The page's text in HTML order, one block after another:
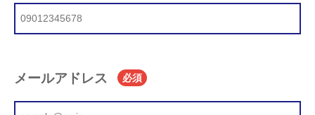
メールアドレス 必須